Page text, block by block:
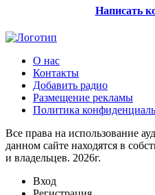
Написать
О нас
Контакты
Добавить радио
Размещение рекламы
Политика
Все права на использование
данном сайте находятся в
и владельцев. 2026г.
Вход